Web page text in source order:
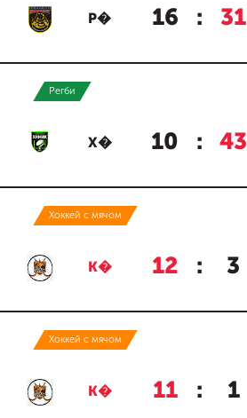
Р� 16 : 31
Регби
Х� 10 : 43
Хоккей с мячом
К� 12 : 3
Хоккей с мячом
К� 11 : 1